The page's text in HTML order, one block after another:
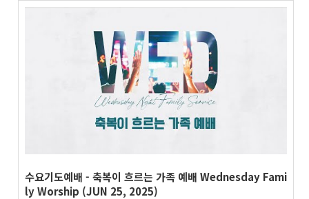
수요기도예배 - 축복이 흐르는 가족 예배 Wednesday Fami
ly Worship (JUN 25, 2025)